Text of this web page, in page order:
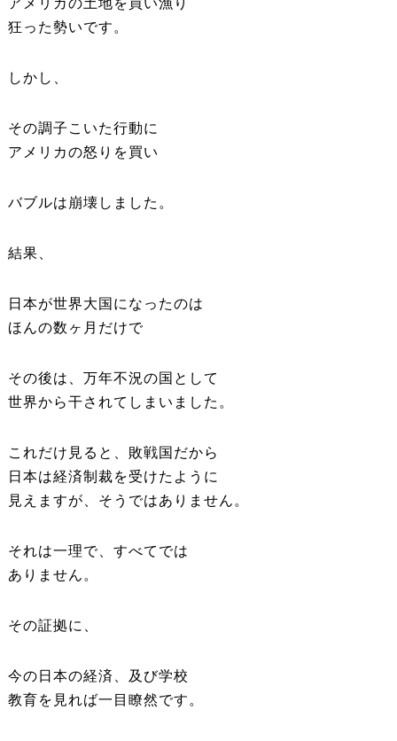
狂った勢いです。
しかし、
その調子こいた行動に
アメリカの怒りを買い
バブルは崩壊しました。
結果、
日本が世界大国になったのは
ほんの数ヶ月だけで
その後は、万年不況の国として
世界から干されてしまいました。
これだけ見ると、敗戦国だから
日本は経済制裁を受けたように
見えますが、そうではありません。
それは一理で、すべてでは
ありません。
その証拠に、
今の日本の経済、及び学校
教育を見れば一目瞭然です。